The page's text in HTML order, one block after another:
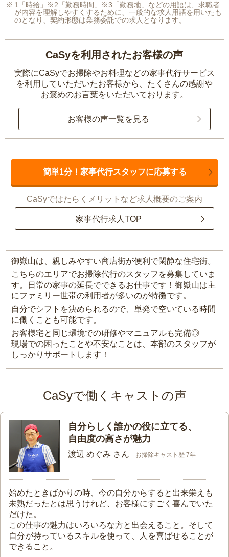
1「時給」※2「勤務時間」※3「勤務地」などの用語は、求職者
が内容を理解しやすくするために、一般的な求人用語を用いたも
のとなり、契約形態は業務委託での求人となります。
CaSyを利用されたお客様の声
実際にCaSyでお掃除やお料理などの家事代行サービス
を利用していただいたお客様から、 たくさんの感謝や
お褒めのお言葉をいただいております。
お客様の声一覧を見る
簡単1分！家事代行スタッフに応募する
CaSyではたらくメリットなど求人概要のご案内
家事代行求人TOP
御嶽山は、親しみやすい商店街が便利で閑静な住宅街。
こちらのエリアでお掃除代行のスタッフを募集していま
す。日常の家事の延長でできるお仕事です！御嶽山は主
にファミリー世帯の利用者が多いのが特徴です。
自分でシフトを決められるので、単発で空いている時間
に働くことも可能です。
お客様宅と同じ環境での研修やマニュアルも完備◎
現場での困ったことや不安なことは、本部のスタッフが
しっかりサポートします！
CaSyで働くキャストの声
自分らしく誰かの役に立てる、
自由度の高さが魅力
渡辺 めぐみ さん お掃除キャスト歴 7年
始めたときばかりの時、今の自分からすると出来栄えも
未熟だったとは思うけれど、お客様にすごく喜んでいた
だけた。
この仕事の魅力はいろいろな方と出会えること。そして
自分が持っているスキルを使って、人を喜ばせることが
できること。